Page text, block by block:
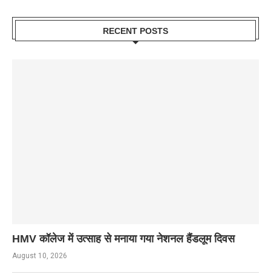
RECENT POSTS
HMV कॉलेज में उत्साह से मनाया गया नेशनल हैंडलूम दिवस
August 10, 2026